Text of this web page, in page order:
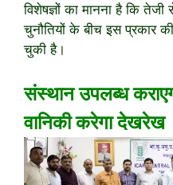
विशेषज्ञों का मानना है कि
चुनौतियों के बीच इस प्रकार
चुकी है।
संस्थान उपलब्ध
वानिकी करेगा देखरेख